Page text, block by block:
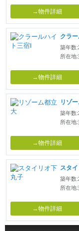
→物件詳細
クラ
築年数
所在地
→物件詳細
リゾ
築年数
所在地
→物件詳細
スタ
築年数
所在地
→物件詳細